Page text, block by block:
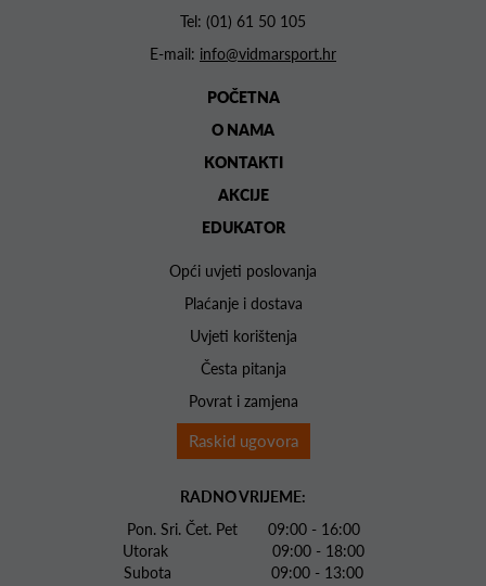
Tel: (01) 61 50 105
E-mail: info@vidmarsport.hr
POČETNA
O NAMA
KONTAKTI
AKCIJE
EDUKATOR
Opći uvjeti poslovanja
Plaćanje i dostava
Uvjeti korištenja
Česta pitanja
Povrat i zamjena
Raskid ugovora
RADNO VRIJEME:
Pon. Sri. Čet. Pet 09:00 - 16:00
Utorak 09:00 - 18:00
Subota 09:00 - 13:00